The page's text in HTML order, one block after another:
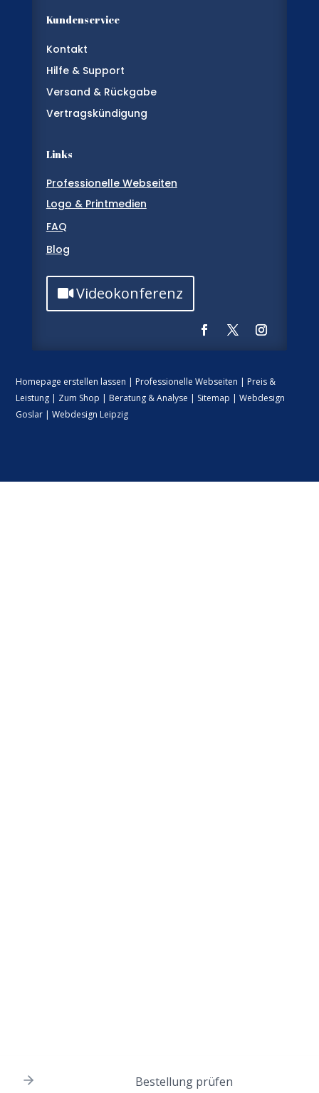
Kundenservice
Kontakt
Hilfe & Support
Versand & Rückgabe
Vertragskündigung
Links
Professionelle Webseiten
Logo & Printmedien
FAQ
Blog
Videokonferenz
Homepage erstellen lassen | Professionelle Webseiten | Preis &
Leistung | Zum Shop | Beratung & Analyse | Sitemap | Webdesign
Goslar| Webdesign Leipzig
Bestellung prüfen